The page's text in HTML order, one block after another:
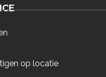
op locatie